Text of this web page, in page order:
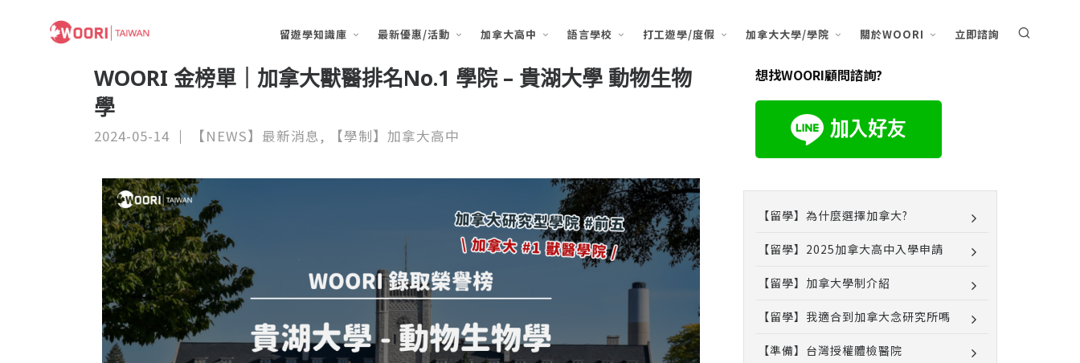
留遊學知識庫 最新優惠/活動 加拿大高中 語言學校 打工遊學/度假 加拿大大學/學院 關於WOORI 立即諮詢
WOORI 金榜單｜加拿大獸醫排名No.1 學院 – 貴湖大學 動物生物
學
2024-05-14 【NEWS】最新消息, 【學制】加拿大高中
想找WOORI顧問諮詢?
【留學】為什麼選擇加拿大?
【留學】2025加拿大高中入學申請
【留學】加拿大學制介紹
【留學】我適合到加拿大念研究所嗎
【準備】台灣授權體檢醫院